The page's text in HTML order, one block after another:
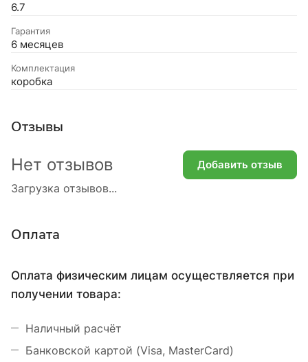
6.7
Гарантия
6 месяцев
Комплектация
коробка
Отзывы
Загрузка отзывов...
Нет отзывов Добавить отзыв
Оплата
Оплата физическим лицам осуществляется при
получении товара:
Наличный расчёт
Банковской картой (Visa, MasterCard)